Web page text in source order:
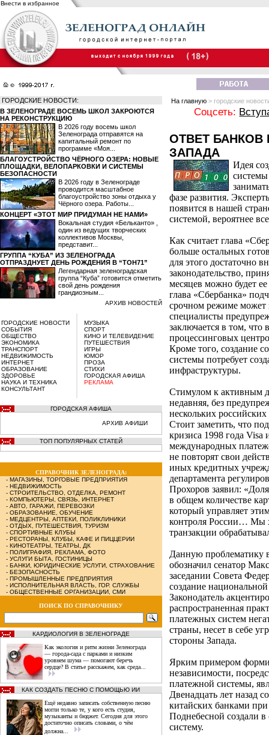
Внести в избранное
ГОРОДСКИЕ НОВОСТИ:
В ЗЕЛЕНОГРАДЕ ВОСЕМЬ ШКОЛ ЗАКРОЮТСЯ
НА РЕКОНСТРУКЦИЮ
В 2026 году восемь школ
Зеленограда отправятся на
капитальный ремонт по
программе «Моя...
БЛАГОУСТРОЙСТВО ЧЁРНОГО ОЗЕРА: НОВЫЕ
ПЛОЩАДКИ, ВЕЛОПАРКОВКИ И СИСТЕМЫ
БЕЗОПАСНОСТИ
В 2026 году в Зеленограде
проводится масштабное
благоустройство зоны отдыха у
Чёрного озера. Работы...
КОНЦЕРТ «ЭТОТ МИР ПРИДУМАН НЕ НАМИ»
Вокальная студия «Бельканто» ,
один из ведущих творческих
коллективов Москвы,
представит...
ГРУППА “КУБА” ИЗ ЗЕЛЕНОГРАДА
ОТПРАЗДНУЕТ ДЕНЬ РОЖДЕНИЯ В “ТОН71”
Легендарная зеленоградская
группа “Куба” готовится отметить
свой день рождения
грандиозным...
АРХИВ НОВОСТЕЙ
ГОРОДСКИЕ НОВОСТИ
СОБЫТИЯ
ОБЩЕСТВО
ЭКОНОМИКА
ТРАНСПОРТ
НЕДВИЖИМОСТЬ
ИНТЕРНЕТ
ОБРАЗОВАНИЕ
ЗДОРОВЬЕ
НАУКА И ТЕХНИКА
КОНСУЛЬТАНТ
МУЗЫКА
СПОРТ
КИНО И ТЕЛЕВИДЕНИЕ
ПУТЕШЕСТВИЯ
ИГРЫ
ЮМОР
ПРОЗА
СТИХИ
ГОРОДСКАЯ АФИША
РЕКЛАМА
ГОРОДСКАЯ АФИША
АРХИВ АФИШИ
ТОП ПОПУЛЯРНЫХ СТАТЕЙ
СПРАВОЧНИК ЗЕЛЕНОГРАДА:
- МАГАЗИНЫ, ТОРГОВЫЕ ПРЕДПРИЯТИЯ
- НЕДВИЖИМОСТЬ
- СТРОИТЕЛЬСТВО, ОТДЕЛКА, РЕМОНТ
- КОМПЬЮТЕРЫ, СВЯЗЬ, ИНТЕРНЕТ
- АВТО, ГАРАЖИ, ПЕРЕВОЗКИ
- ОБРАЗОВАНИЕ, ОБУЧЕНИЕ
- МЕДЦЕНТРЫ, АПТЕКИ, ПОЛИКЛИНИКИ
- ОТДЫХ, ПУТЕШЕСТВИЯ, ТУРИЗМ
- СПОРТИВНЫЕ КЛУБЫ
- РЕСТОРАНЫ, КЛУБЫ, КАФЕ И ПИЦЦЕРИИ
- КИНОТЕАТРЫ, ТЕАТРЫ, ДК
- ПОЛИГРАФИЯ, РЕКЛАМА, ФОТО
- УСЛУГИ БЫТА, ГОСТИНИЦЫ
- БАНКИ, ЮРИДИЧЕСКИЕ УСЛУГИ, СТРАХОВАНИЕ
- БЕЗОПАСНОСТЬ
- ПРОМЫШЛЕННЫЕ ПРЕДПРИЯТИЯ
- ИСПОЛНИТЕЛЬНАЯ ВЛАСТЬ, ГОР. СЛУЖБЫ
- ОБЩЕСТВЕННЫЕ ОРГАНИЗАЦИИ, СМИ
ПОИСК ПО СПРАВОЧНИКУ
КАРДИОЛОГИЯ В ЗЕЛЕНОГРАДЕ
Как экология и ритм жизни Зеленограда
— города‑сада с парками и низким
уровнем шума — помогают беречь
сердце? В статье расскажем, как среда...
КАК СОЗДАТЬ ПЕСНЮ С ПОМОЩЬЮ ИИ
Ещё недавно записать собственную песню
могли только те, у кого есть студия,
музыканты и бюджет. Сегодня для этого
достаточно описать словами, о чём
должна...
На главную > городские
Соцсеть:
ОТВЕТ БАНКОВ
ЗАПАДА
Идея
системы
фазе развития.
появится в нашей
системой, вероятнее
Как считает глава
больше остальных
для этого достаточно
законодательство,
месяцев можно будет
глава «Сбербанка»
срочном режиме может
специалисты
заключается в том, что
процессинговых
Кроме того, создание
системы потребует
инфраструктуры.
Стимулом к активным
недавняя, без
нескольких
Стоит заметить, что
кризиса 1998 года
международных
не повторят свои
иных кредитных
департамента
Прохоров заявил:
в общем количестве
который управляет
контроля России… Мы
транзакции
Данную проблематику
обозначил сенатор
заседании Совета
создание
Законодатель
распространенная
платежных систем
страны, несет в себе
стороны Запада.
Ярким примером
независимости,
платежной системы,
Двенадцать лет назад
китайских банками
Поднебесной создали
систему.